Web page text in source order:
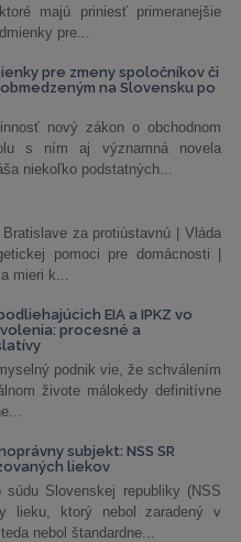
majú priniesť primeranejšie
pre...
pre zmeny spoločníkov či
na Slovensku po
nový zákon o obchodnom
s ním aj významná novela
niekoľko podstatných...
za protiústavnú | Vláda
pomoci pre domácnosti |
mieri k...
EIA a IPKZ vo
procesné a
podnik vie, že schválením
živote málokedy definitívne
subjekt: NSS SR
liekov
Slovenskej republiky (NSS
lieku, ktorý nebol zaradený v
nebol štandardne...